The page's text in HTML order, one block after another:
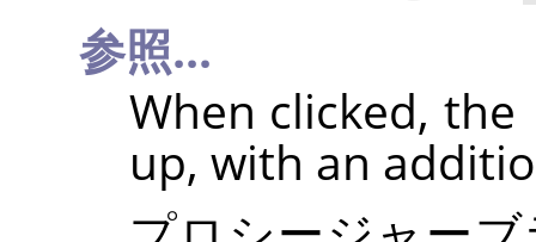
参照...
When clicked, the
up, with an